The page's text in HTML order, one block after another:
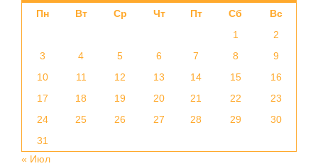
Пн Вт Ср Чт Пт Сб
Вс
1
2
3
4 5 6 7 8
9
10
11 12 13 14 15
16
17
18 19 20 21 22
23
24
25 26 27 28 29
30
31
« Июл